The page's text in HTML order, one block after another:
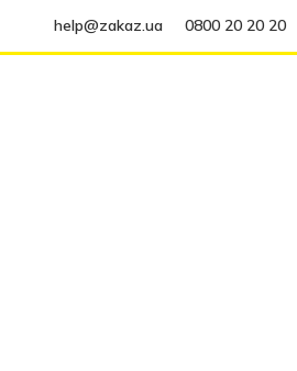
help@zakaz.ua 0800 20 20 20